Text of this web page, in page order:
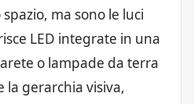
ma sono le luci
LED integrate in una
o lampade da terra
gerarchia visiva,